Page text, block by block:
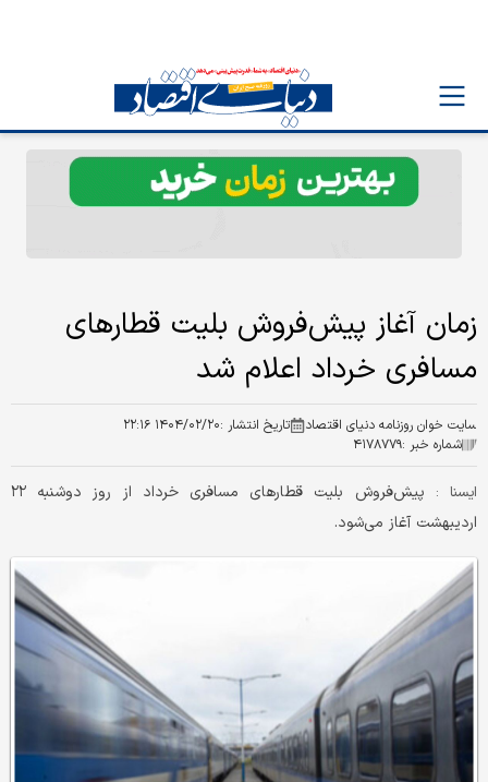
زمان آغاز پیش‌فروش بلیت‌ قطارهای
مسافری خرداد اعلام شد
سایت خوان روزنامه دنیای اقتصاد تاریخ انتشار :۱۴۰۴/۰۲/۲۰ ۲۲:۱۶
شماره خبر :۴۱۷۸۷۷۹
ايسنا :
پیش‌فروش بلیت‌ قطارهای مسافری خرداد از روز دوشنبه ۲۲
اردیبهشت آغاز می‌شود.